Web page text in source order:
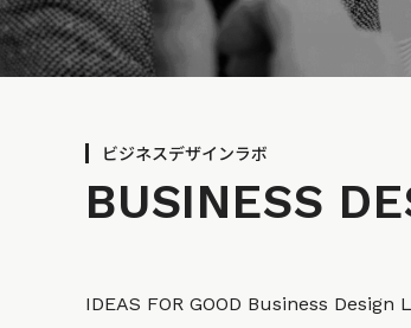
ビジネスデザインラボ
BUSINESS
IDEAS FOR GOOD Business Design